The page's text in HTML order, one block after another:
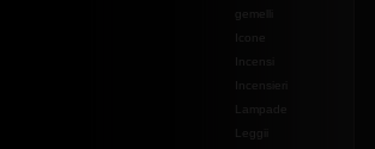
gemelli
Leggii